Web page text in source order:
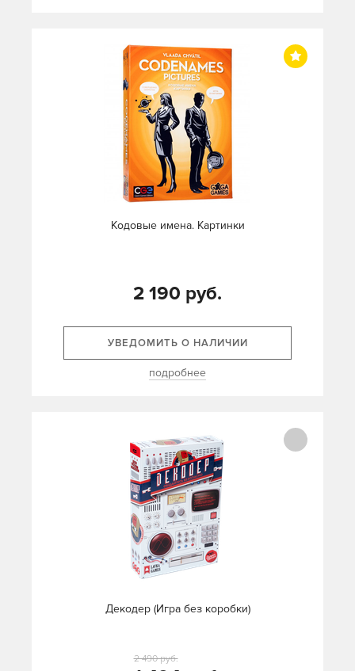
Кодовые имена. Картинки
2 190 руб.
УВЕДОМИТЬ О НАЛИЧИИ
подробнее
Декодер (Игра без коробки)
2 490 руб.